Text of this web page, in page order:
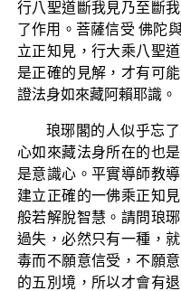
行八聖道斷我見乃至斷
了作用。菩薩信受 佛陀
立正知見，行大乘八聖
是正確的見解，才有可
證法身如來藏阿賴耶識。
琅琊閣的人似乎忘
心如來藏法身所在的也
是意識心。平實導師教
建立正確的一佛乘正知
般若解脫智慧。請問琅
過失，必然只有一種，
毒而不願意信受，不願
的五別境，所以才會有